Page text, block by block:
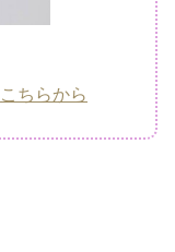
こちらから